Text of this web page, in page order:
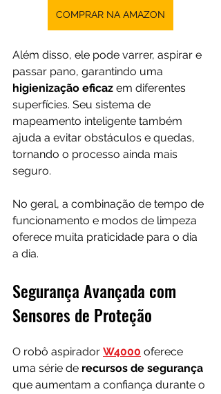
COMPRAR NA AMAZON
Além disso, ele pode varrer, aspirar e
passar pano, garantindo uma
higienização eficaz em diferentes
superfícies. Seu sistema de
mapeamento inteligente também
ajuda a evitar obstáculos e quedas,
tornando o processo ainda mais
seguro.
No geral, a combinação de tempo de
funcionamento e modos de limpeza
oferece muita praticidade para o dia
a dia.
Segurança Avançada com
Sensores de Proteção
O robô aspirador W4000 oferece
uma série de recursos de segurança
que aumentam a confiança durante o